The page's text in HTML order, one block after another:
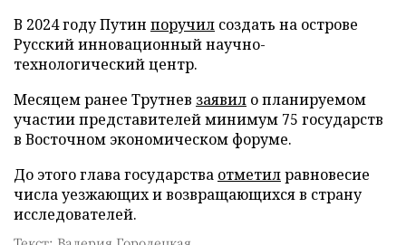
В 2024 году Путин поручил создать на острове
Русский инновационный научно-
технологический центр.
Месяцем ранее Трутнев заявил о планируемом
участии представителей минимум 75 государств
в Восточном экономическом форуме.
До этого глава государства отметилравновесие
числа уезжающих и возвращающихся в страну
исследователей.